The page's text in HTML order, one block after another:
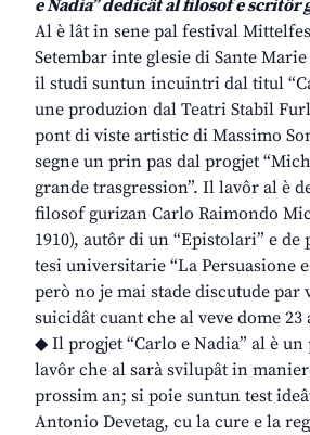
e Nadia” dedicât al filosof e scritôr
Al è lât in sene pal festival
Setembar inte glesie di Sante
il studi suntun incuintri dal titul
une produzion dal Teatri Stabil
pont di viste artistic di Massimo
segne un prin pas dal progjet
grande trasgression”. Il lavôr al è
filosof gurizan Carlo Raimondo
1910), autôr di un “Epistolari” e de
tesi universitarie “La Persuasione
però no je mai stade discutude par
suicidât cuant che al veve dome 23
◆ Il progjet “Carlo e Nadia” al è
lavôr che al sarà svilupât in
prossim an; si poie suntun test
Antonio Devetag, cu la cure e la